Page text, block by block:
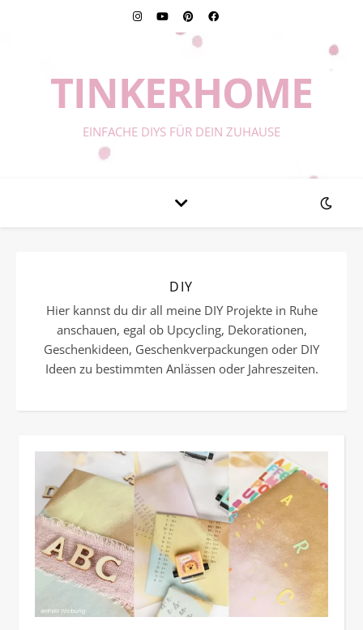
TINKERHOME
EINFACHE DIYS FÜR DEIN ZUHAUSE
DIY
Hier kannst du dir all meine DIY Projekte in Ruhe
anschauen, egal ob Upcycling, Dekorationen,
Geschenkideen, Geschenkverpackungen oder DIY
Ideen zu bestimmten Anlässen oder Jahreszeiten.